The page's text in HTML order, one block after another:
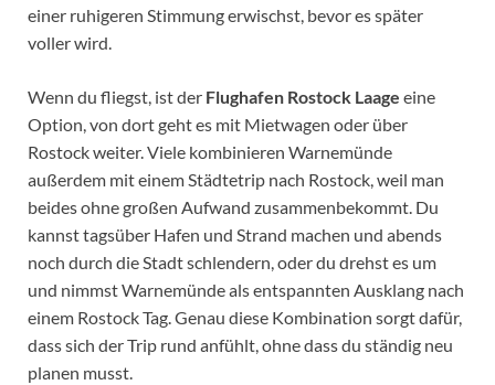
einer ruhigeren Stimmung erwischst, bevor es später
voller wird.
Wenn du fliegst, ist der Flughafen Rostock Laage eine
Option, von dort geht es mit Mietwagen oder über
Rostock weiter. Viele kombinieren Warnemünde
außerdem mit einem Städtetrip nach Rostock, weil man
beides ohne großen Aufwand zusammenbekommt. Du
kannst tagsüber Hafen und Strand machen und abends
noch durch die Stadt schlendern, oder du drehst es um
und nimmst Warnemünde als entspannten Ausklang nach
einem Rostock Tag. Genau diese Kombination sorgt dafür,
dass sich der Trip rund anfühlt, ohne dass du ständig neu
planen musst.